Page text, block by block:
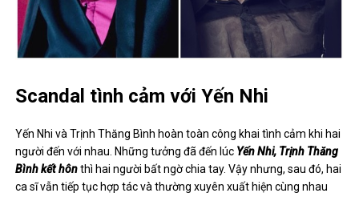
Scandal tình cảm với Yến Nhi
Yến Nhi và Trịnh Thăng Bình hoàn toàn công khai tình cảm khi hai
người đến với nhau. Những tưởng đã đến lúc Yến Nhi, Trịnh Thăng
Bình kết hônthì hai người bất ngờ chia tay. Vậy nhưng, sau đó, hai
ca sĩ vẫn tiếp tục hợp tác và thường xuyên xuất hiện cùng nhau